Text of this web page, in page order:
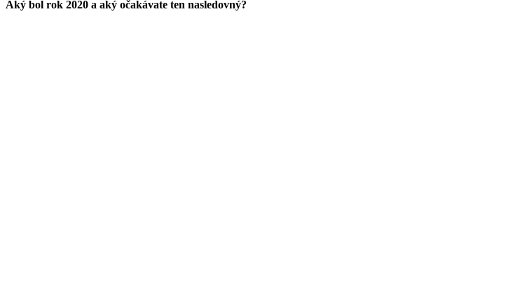
Aký bol rok 2020 a aký očakávate ten nasledovný?